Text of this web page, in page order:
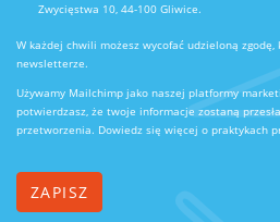
Zwycięstwa 10, 44-100 Gliwice.
W każdej chwili możesz wycofać udzieloną
newsletterze.
Używamy Mailchimp jako naszej platformy
potwierdzasz, że twoje informacje zostaną
przetworzenia. Dowiedz się więcej o praktykach